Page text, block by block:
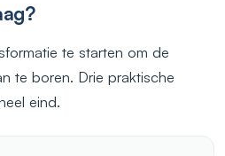
te starten om de
te boren. Drie praktische
eind.